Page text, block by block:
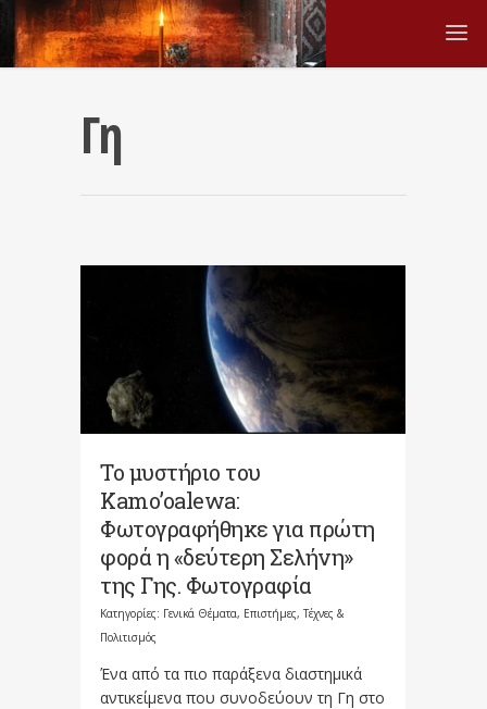
Γη
Το μυστήριο του
Kamo’oalewa:
Φωτογραφήθηκε για πρώτη
φορά η «δεύτερη Σελήνη»
της Γης. Φωτογραφία
Κατηγορίες: Γενικά Θέματα, Επιστήμες, Τέχνες &
Πολιτισμός
Ένα από τα πιο παράξενα διαστημικά
αντικείμενα που συνοδεύουν τη Γη στο